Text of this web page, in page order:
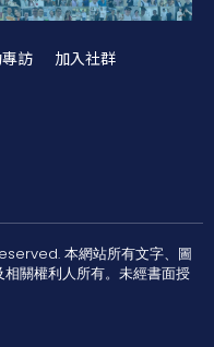
訪
加入社群
本網站所有文字、圖
關權利人所有。未經書面授